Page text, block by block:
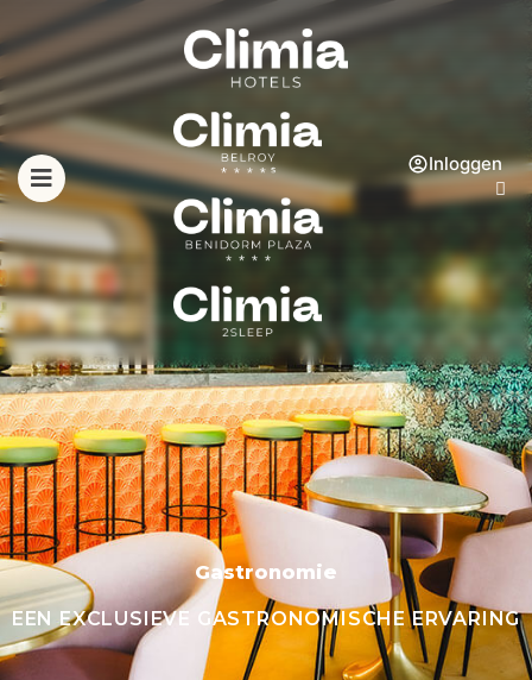
Inloggen
Gastronomie
EEN EXCLUSIEVE GASTRONOMISCHE ERVARING